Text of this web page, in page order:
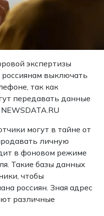
экспертизы
россиянам выключать
так как
передавать данные
могут в тайне от
личную
в фоновом режиме
Такие базы данных
чтобы
россиян. Зная адрес
различные